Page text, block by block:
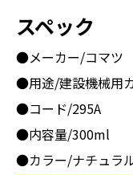
スペック
●メーカー/コマツ
●用途/建設機械用
●コード/295A
●内容量/300ml
●カラー/ナチュラ